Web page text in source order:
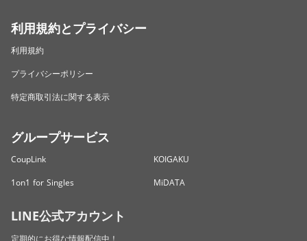
利用規約とプライバシー
利用規約
プライバシーポリシー
特定商取引法に関する表示
グループサービス
CoupLink
KOIGAKU
1on1 for Singles
MiDATA
LINE公式アカウント
定期的にお得な情報配信中！